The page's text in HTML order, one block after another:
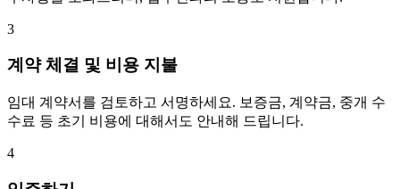
3
계약 체결 및 비용 지불
임대 계약서를 검토하고 서명하세요. 보증금, 계약금, 중개 수
수료 등 초기 비용에 대해서도 안내해 드립니다.
4